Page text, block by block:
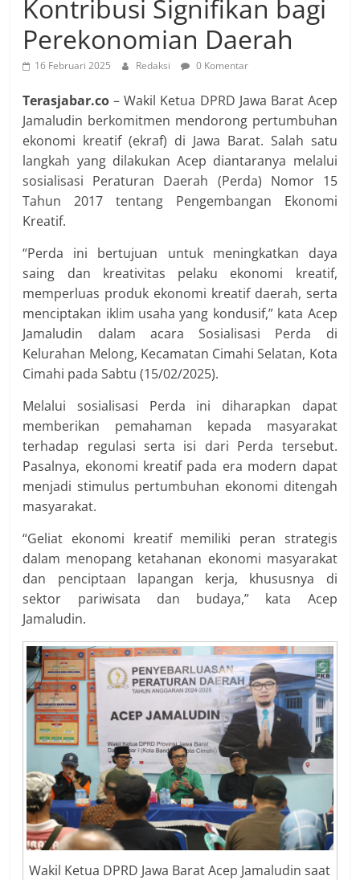
Kontribusi Signifikan bagi
Perekonomian Daerah
16 Februari 2025 Redaksi 0 Komentar
Terasjabar.co – Wakil Ketua DPRD Jawa Barat Acep
Jamaludin berkomitmen mendorong pertumbuhan
ekonomi kreatif (ekraf) di Jawa Barat. Salah satu
langkah yang dilakukan Acep diantaranya melalui
sosialisasi Peraturan Daerah (Perda) Nomor 15
Tahun 2017 tentang Pengembangan Ekonomi
Kreatif.
“Perda ini bertujuan untuk meningkatkan daya
saing dan kreativitas pelaku ekonomi kreatif,
memperluas produk ekonomi kreatif daerah, serta
menciptakan iklim usaha yang kondusif,” kata Acep
Jamaludin dalam acara Sosialisasi Perda di
Kelurahan Melong, Kecamatan Cimahi Selatan, Kota
Cimahi pada Sabtu (15/02/2025).
Melalui sosialisasi Perda ini diharapkan dapat
memberikan pemahaman kepada masyarakat
terhadap regulasi serta isi dari Perda tersebut.
Pasalnya, ekonomi kreatif pada era modern dapat
menjadi stimulus pertumbuhan ekonomi ditengah
masyarakat.
“Geliat ekonomi kreatif memiliki peran strategis
dalam menopang ketahanan ekonomi masyarakat
dan penciptaan lapangan kerja, khususnya di
sektor pariwisata dan budaya,” kata Acep
Jamaludin.
Wakil Ketua DPRD Jawa Barat Acep Jamaludin saat